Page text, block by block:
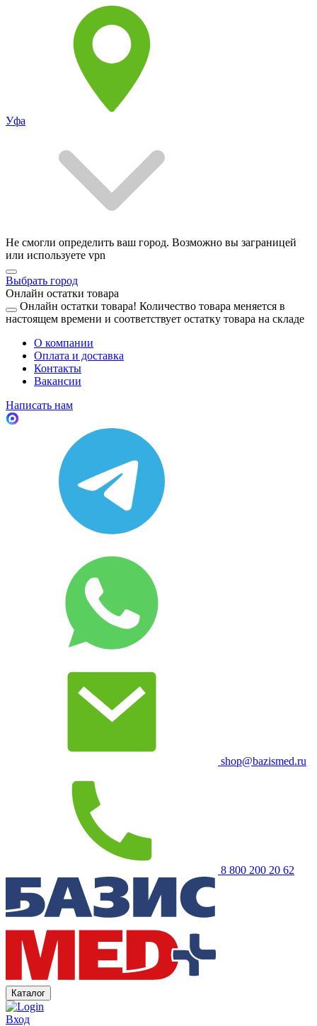
Уфа
Не смогли определить ваш город. Возможно вы заграницей
или используете vpn
Выбрать город
Онлайн остатки товара
Онлайн остатки товара! Количество товара меняется в
настоящем времени и соответствует остатку товара на складе
О компании
Оплата и доставка
Контакты
Вакансии
Написать нам
shop@bazismed.ru
8 800 200 20 62
Каталог
Вход